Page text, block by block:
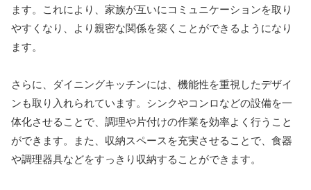
ます。これにより、家族が互いにコミュニケーションを取り
やすくなり、より親密な関係を築くことができるようになり
ます。
さらに、ダイニングキッチンには、機能性を重視したデザイ
ンも取り入れられています。シンクやコンロなどの設備を一
体化させることで、調理や片付けの作業を効率よく行うこと
ができます。また、収納スペースを充実させることで、食器
や調理器具などをすっきり収納することができます。